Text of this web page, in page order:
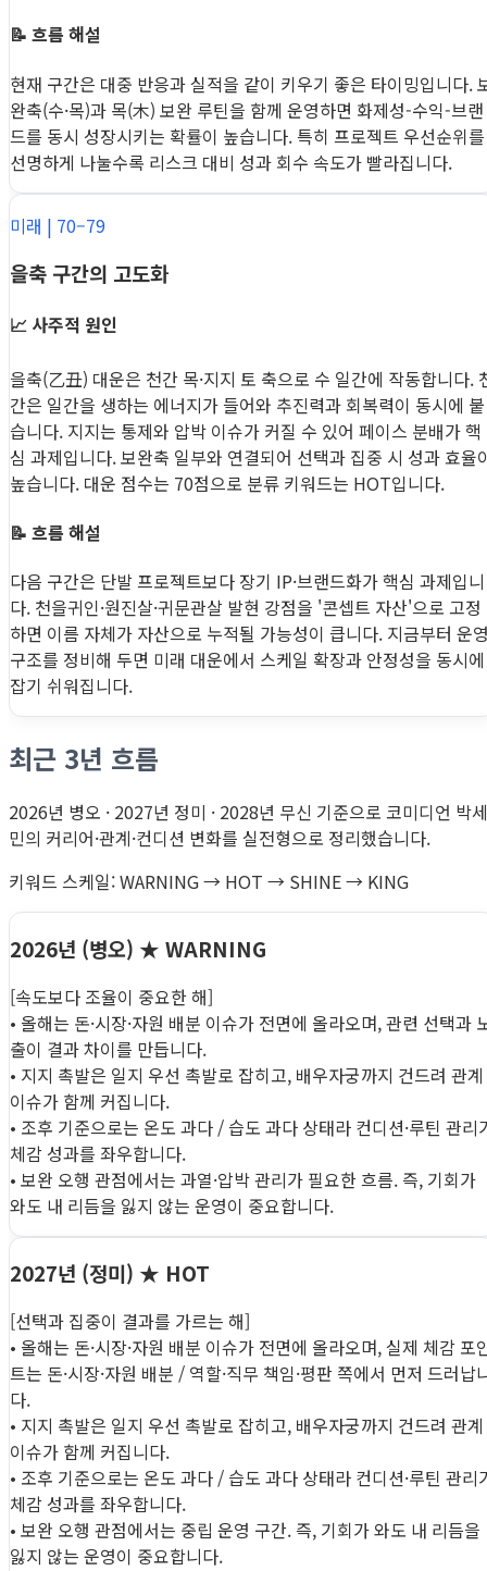
📝 흐름 해설
현재 구간은 대중 반응과 실적을 같이 키우기 좋은 타이밍입니다.
완축(수·목)과 목(木) 보완 루틴을 함께 운영하면 화제성-수익-브랜
드를 동시 성장시키는 확률이 높습니다. 특히 프로젝트 우선순위를
선명하게 나눌수록 리스크 대비 성과 회수 속도가 빨라집니다.
미래 | 70–79
을축 구간의 고도화
📈 사주적 원인
을축(乙丑) 대운은 천간 목·지지 토 축으로 수 일간에 작동합니다.
간은 일간을 생하는 에너지가 들어와 추진력과 회복력이 동시에 붙
습니다. 지지는 통제와 압박 이슈가 커질 수 있어 페이스 분배가 핵
심 과제입니다. 보완축 일부와 연결되어 선택과 집중 시 성과 효율
높습니다. 대운 점수는 70점으로 분류 키워드는 HOT입니다.
📝 흐름 해설
다음 구간은 단발 프로젝트보다 장기 IP·브랜드화가 핵심 과제입니
다. 천을귀인·원진살·귀문관살 발현 강점을 '콘셉트 자산'으로 고정
하면 이름 자체가 자산으로 누적될 가능성이 큽니다. 지금부터 운
구조를 정비해 두면 미래 대운에서 스케일 확장과 안정성을 동시에
잡기 쉬워집니다.
최근 3년 흐름
2026년 병오 · 2027년 정미 · 2028년 무신 기준으로 코미디언 박세
민의 커리어·관계·컨디션 변화를 실전형으로 정리했습니다.
키워드 스케일: WARNING → HOT → SHINE → KING
2026년 (병오) ★ WARNING
[속도보다 조율이 중요한 해]
• 올해는 돈·시장·자원 배분 이슈가 전면에 올라오며, 관련 선택과
출이 결과 차이를 만듭니다.
• 지지 촉발은 일지 우선 촉발로 잡히고, 배우자궁까지 건드려 관계
이슈가 함께 커집니다.
• 조후 기준으로는 온도 과다 / 습도 과다 상태라 컨디션·루틴 관리
체감 성과를 좌우합니다.
• 보완 오행 관점에서는 과열·압박 관리가 필요한 흐름. 즉, 기회가
와도 내 리듬을 잃지 않는 운영이 중요합니다.
2027년 (정미) ★ HOT
[선택과 집중이 결과를 가르는 해]
• 올해는 돈·시장·자원 배분 이슈가 전면에 올라오며, 실제 체감 포
트는 돈·시장·자원 배분 / 역할·직무 책임·평판 쪽에서 먼저 드러납
다.
• 지지 촉발은 일지 우선 촉발로 잡히고, 배우자궁까지 건드려 관계
이슈가 함께 커집니다.
• 조후 기준으로는 온도 과다 / 습도 과다 상태라 컨디션·루틴 관리
체감 성과를 좌우합니다.
• 보완 오행 관점에서는 중립 운영 구간. 즉, 기회가 와도 내 리듬을
잃지 않는 운영이 중요합니다.